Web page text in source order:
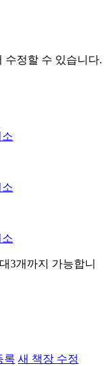
수정할 수 있습니다.
소
소
소
3개까지 가능합니
록 새 책장 수정